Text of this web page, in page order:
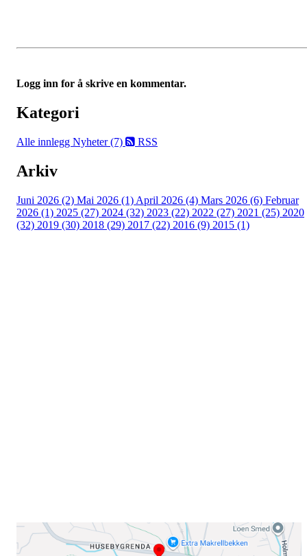
Logg inn for å skrive en kommentar.
Kategori
Alle innlegg Nyheter (7) RSS
Arkiv
Juni 2026 (2) Mai 2026 (1) April 2026 (4) Mars 2026 (6) Februar
2026 (1) 2025 (27) 2024 (32) 2023 (22) 2022 (27) 2021 (25) 2020
(32) 2019 (30) 2018 (29) 2017 (22) 2016 (9) 2015 (1)